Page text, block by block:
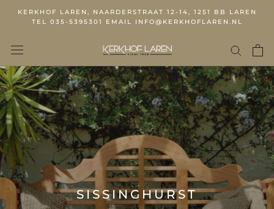
KERKHOF LAREN, NAARDERSTRAAT 12-14, 1251 BB LAREN
TEL 035-5395301 EMAIL INFO@KERKHOFLAREN.NL
SISSINGHURST